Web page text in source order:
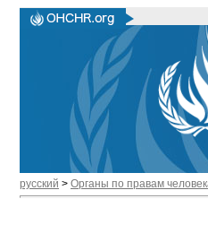
русский > Органы по правам